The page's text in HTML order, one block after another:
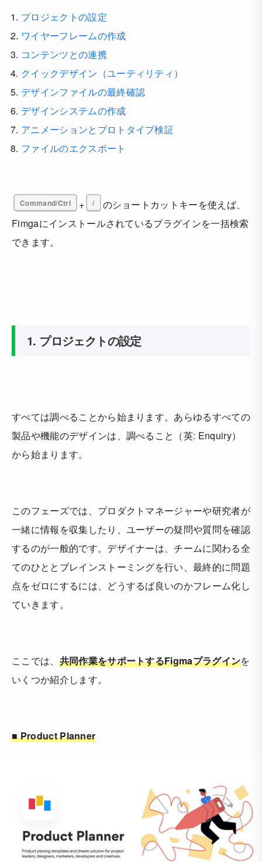
プロジェクトの設定
ワイヤーフレームの作成
コンテンツとの連携
クイックデザイン（ユーティリティ）
デザインファイルの最終確認
デザインシステムの作成
アニメーションとプロトタイプ検証
ファイルのエクスポート
Command/Ctrl + /
のショートカットキーを使えば、
Fimgaにインストールされているプラグインを一括検索
できます。
1. プロジェクトの設定
すべては調べることから始まります。あらゆるすべての
製品や機能のデザインは、調べること（英: Enquiry）
から始まります。
このフェーズでは、プロダクトマネージャーや研究者が
一緒に情報を収集したり、ユーザーの疑問や質問を確認
するのが一般的です。デザイナーは、チームに関わる全
てのひととブレインストーミングを行い、最終的に問題
点をゼロにするには、どうするば良いのかフレーム化し
ていきます。
ここでは、 共同作業をサポートするFigmaプラグインを
いくつか紹介します。
■ Product Planner